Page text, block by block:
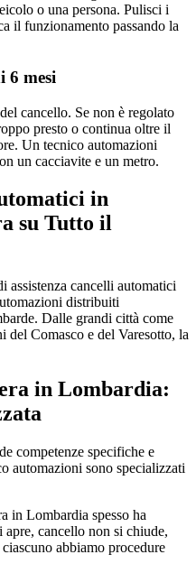
o una persona. Pulisci i
il funzionamento passando la
6 mesi
cancello. Se non è regolato
presto o continua oltre il
Un tecnico automazioni
un cacciavite e un metro.
in
su Tutto il
assistenza cancelli automatici
distribuiti
Dalle grandi città come
Comasco e del Varesotto, la
in Lombardia:
competenze specifiche e
automazioni sono specializzati
in Lombardia spesso ha
cancello non si chiude,
abbiamo procedure